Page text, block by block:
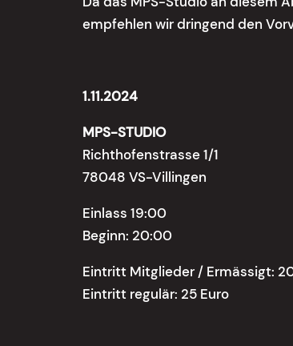
empfehlen wir dringend den
1.11.2024
MPS-STUDIO
Richthofenstrasse 1/1
78048 VS-Villingen
Einlass 19:00
Beginn: 20:00
Eintritt Mitglieder / Ermässigt:
Eintritt regulär: 25 Euro